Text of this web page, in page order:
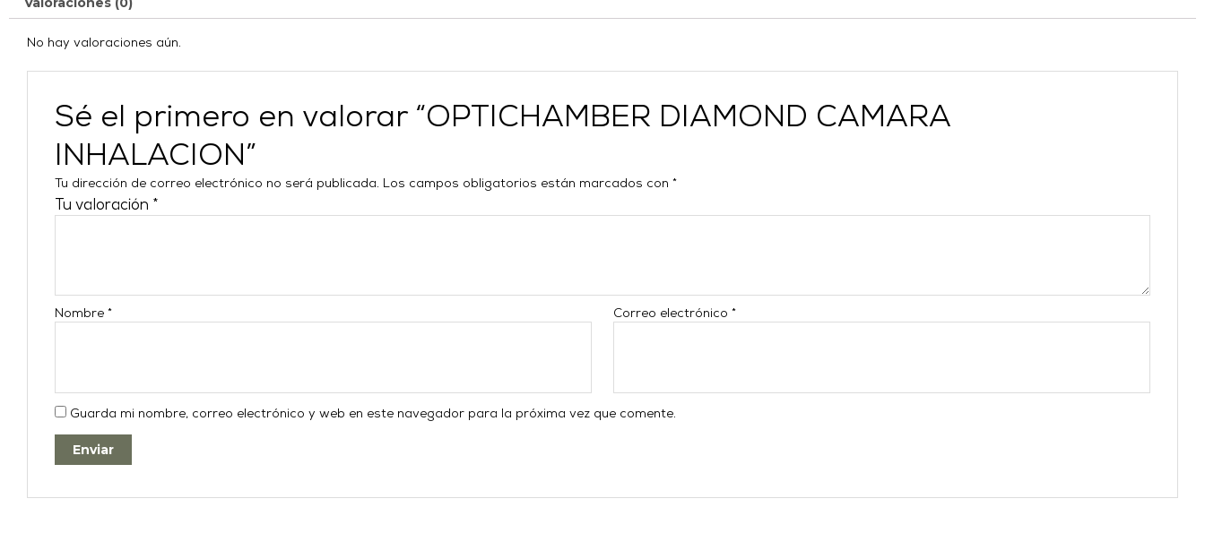
No hay valoraciones aún.
Sé el primero en valorar “OPTICHAMBER DIAMOND CAMARA
INHALACION”
Tu dirección de correo electrónico no será publicada. Los campos obligatorios están marcados con*
Tu valoración *
Nombre* Correo electrónico*
Guarda mi nombre, correo electrónico y web en este navegador para la próxima vez que comente.